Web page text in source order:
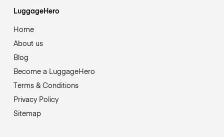
LuggageHero
Home
About us
Blog
Become a LuggageHero
Terms & Conditions
Privacy Policy
Sitemap